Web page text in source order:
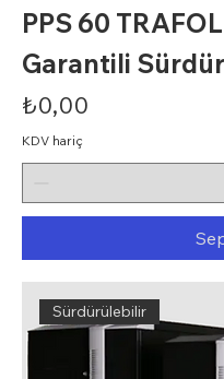
PPS 60
Garantili
Fiyat
₺0,00
KDV hariç
Sürdürülebilir